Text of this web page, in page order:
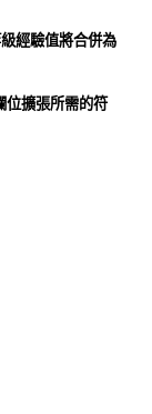
經驗值將合併為
位擴張所需的符